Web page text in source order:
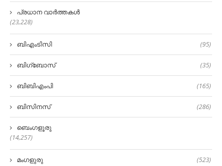
പ്രധാന വാർത്തകൾ
(23,228)
ബിഎംടിസി (95)
ബിഗ്‌ബോസ് (35)
ബിബിഎംപി (165)
ബിസിനസ് (286)
ബെംഗളൂരു
(14,257)
മംഗളുരു (523)